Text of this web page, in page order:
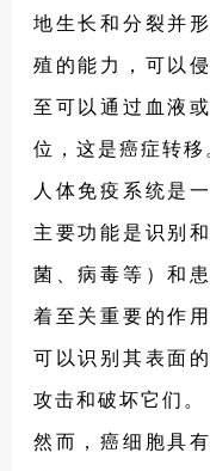
地生长和分裂并
殖的能力，可以
至可以通过血液
位，这是癌症转移
人体免疫系统是
主要功能是识别
菌、病毒等）和
着至关重要的作
可以识别其表面
攻击和破坏它们。
然而，癌细胞具